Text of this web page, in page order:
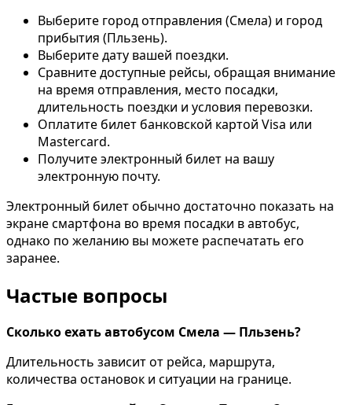
Выберите город отправления (Смела) и город
прибытия (Пльзень).
Выберите дату вашей поездки.
Сравните доступные рейсы, обращая внимание
на время отправления, место посадки,
длительность поездки и условия перевозки.
Оплатите билет банковской картой Visa или
Mastercard.
Получите электронный билет на вашу
электронную почту.
Электронный билет обычно достаточно показать на
экране смартфона во время посадки в автобус,
однако по желанию вы можете распечатать его
заранее.
Частые вопросы
Сколько ехать автобусом Смела — Пльзень?
Длительность зависит от рейса, маршрута,
количества остановок и ситуации на границе.